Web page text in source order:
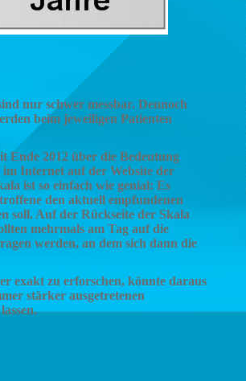
nur schwer messbar. Dennoch
beim jeweiligen Patienten
Ende 2012 über die Bedeutung
im Internet auf der Website der
ist so einfach wie genial: Es
den aktuell empfundenen
soll. Auf der Rückseite der Skala
mehrmals am Tag auf die
werden, an dem sich dann die
exakt zu erforschen, könnte daraus
stärker ausgetretenen